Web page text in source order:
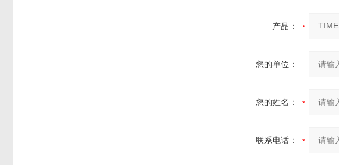
产品：
您的单位：
您的姓名：
联系电话：